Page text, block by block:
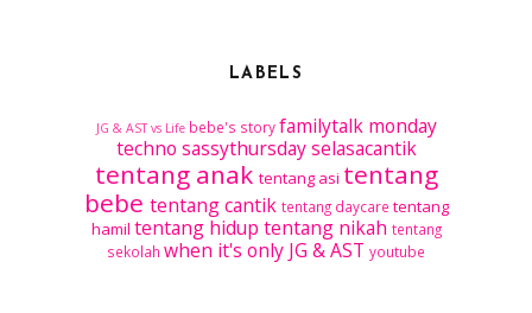
LABELS
JG & AST vs Life bebe's story familytalk monday
techno sassythursday selasacantik
tentang anak tentang asi tentang
bebe tentang cantik tentang daycare tentang
hamil tentang hidup tentang nikah tentang
sekolah when it's only JG & AST youtube